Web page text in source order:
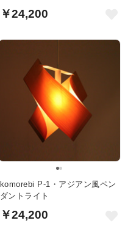
￥24,200
komorebi P-1・アジアン風ペン
ダントライト
￥24,200